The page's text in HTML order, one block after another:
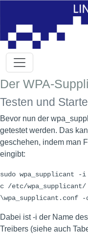
Der WPA-
Testen und
Bevor nun der
getestet werden. Das
geschehen, indem man
eingibt:
sudo wpa_supplicant -
c /etc/wpa_supplicant/
\wpa_supplicant.conf -
Dabei ist -i der Name
Treibers (siehe auch